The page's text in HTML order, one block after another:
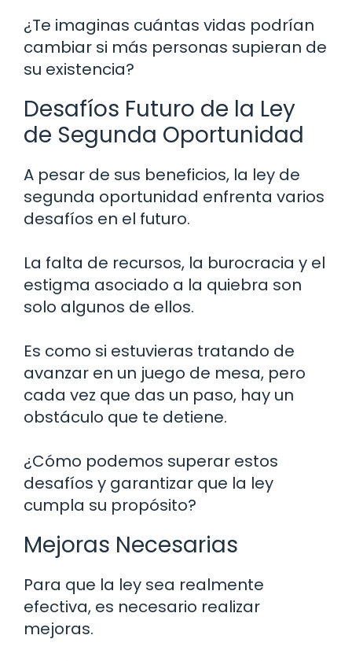
¿Te imaginas cuántas vidas podrían
cambiar si más personas supieran de
su existencia?
Desafíos Futuro de la Ley
de Segunda Oportunidad
A pesar de sus beneficios, la ley de
segunda oportunidad enfrenta varios
desafíos en el futuro.
La falta de recursos, la burocracia y el
estigma asociado a la quiebra son
solo algunos de ellos.
Es como si estuvieras tratando de
avanzar en un juego de mesa, pero
cada vez que das un paso, hay un
obstáculo que te detiene.
¿Cómo podemos superar estos
desafíos y garantizar que la ley
cumpla su propósito?
Mejoras Necesarias
Para que la ley sea realmente
efectiva, es necesario realizar
mejoras.